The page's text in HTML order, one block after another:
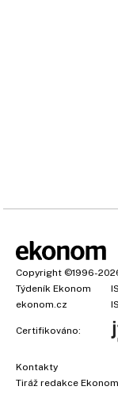
Copyright ©1996-
Týdeník Ekonom
ekonom.cz
Certifikováno:
Kontakty
Tiráž redakce Ekonom